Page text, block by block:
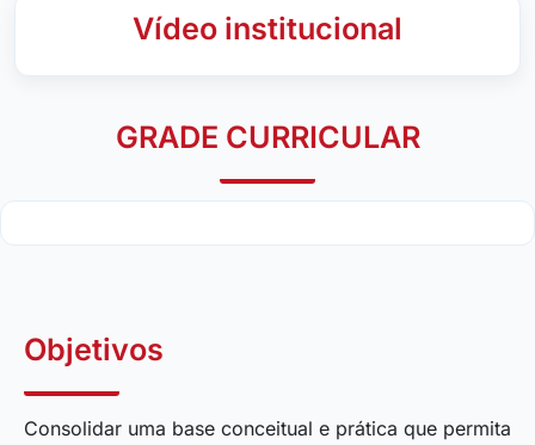
Vídeo institucional
GRADE CURRICULAR
Objetivos
Consolidar uma base conceitual e prática que permita